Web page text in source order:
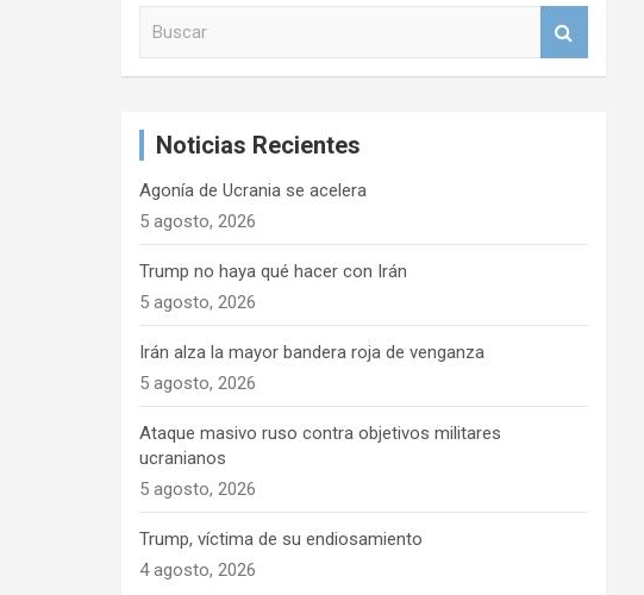
Noticias Recientes
Agonía de Ucrania se acelera
5 agosto, 2026
Trump no haya qué hacer con Irán
5 agosto, 2026
Irán alza la mayor bandera roja de venganza
5 agosto, 2026
Ataque masivo ruso contra objetivos militares
ucranianos
5 agosto, 2026
Trump, víctima de su endiosamiento
4 agosto, 2026